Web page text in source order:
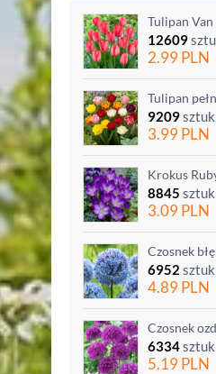
Tulipan Van
12609
2.99PLN
9209
3.99PLN
Krokus
8845
3.09PLN
Czosnek
6952
4.89PLN
6334
5.19PLN